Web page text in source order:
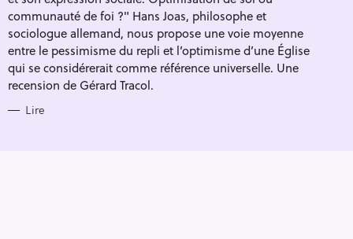
E
S
communauté de foi ?" Hans Joas, philosophe et
sociologue allemand, nous propose une voie moyenne
entre le pessimisme du repli et l’optimisme d’une Église
qui se considérerait comme référence universelle. Une
recension de Gérard Tracol.
Lire